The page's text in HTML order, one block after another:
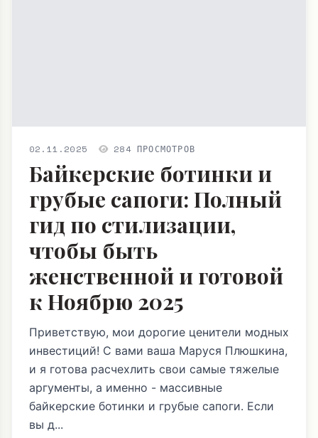
02.11.2025 284 ПРОСМОТРОВ
Байкерские ботинки и
грубые сапоги: Полный
гид по стилизации,
чтобы быть
женственной и готовой
к Ноябрю 2025
Приветствую, мои дорогие ценители модных
инвестиций! С вами ваша Маруся Плюшкина,
и я готова расчехлить свои самые тяжелые
аргументы, а именно - массивные
байкерские ботинки и грубые сапоги. Если
вы д...